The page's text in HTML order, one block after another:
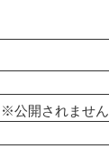
※公開されません